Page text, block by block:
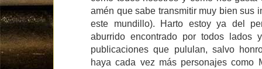
amén que sabe transmitir muy bien sus
este mundillo). Harto estoy ya del
aburrido encontrado por todos
publicaciones que pululan, salvo
haya cada vez más personajes como